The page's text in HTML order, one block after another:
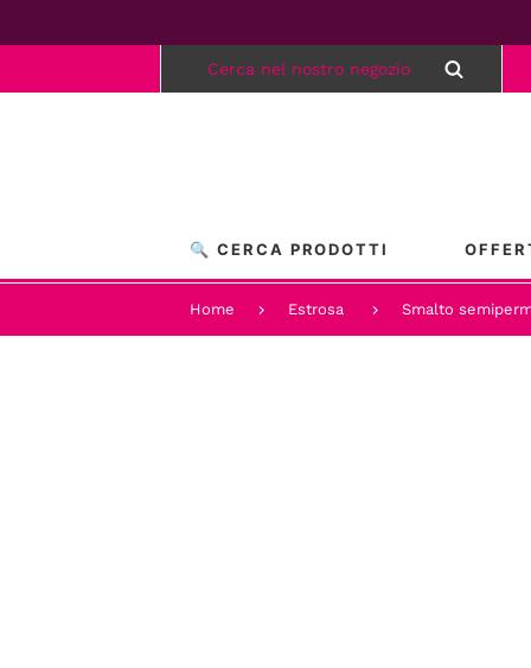
🔍 CERCA PRODOTTI
Home Estrosa Smalto